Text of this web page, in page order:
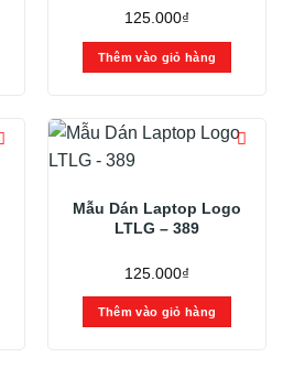
125.000₫
Thêm vào giỏ hàng
Mẫu Dán Laptop Logo
LTLG – 389
125.000₫
Thêm vào giỏ hàng